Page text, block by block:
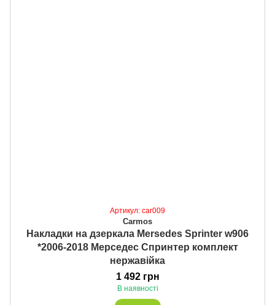
Артикул: car009
Carmos
Накладки на дзеркала Mersedes Sprinter w906
*2006-2018 Мерседес Спринтер комплект
нержавійка
1 492 грн
В наявності